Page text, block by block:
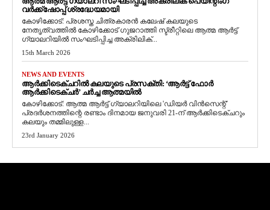
വർക്ക്‌ഷോപ്പ് ശ്രദ്ധേയമായി
കോഴിക്കോട്: പ്രശസ്ത ചിത്രകാരൻ കലേഷ് കലയുടെ
നേതൃത്വത്തിൽ കോഴിക്കോട് ഗുജറാത്തി സ്ട്രീറ്റിലെ ആത്മ ആർട്ട്
ഗ്യാലറിയിൽ സംഘടിപ്പിച്ച അക്രിലിക്...
15th March 2026
NEWS AND EVENTS
ആർക്കിടെക്ചറിൽ കലയുടെ പ്രസക്തി: ‘ആർട്ട് ഫോർ
ആർക്കിടെക്ചർ’ ചർച്ച ആത്മയിൽ
​കോഴിക്കോട്: ആത്മ ആർട്ട് ഗ്യാലറിയിലെ 'ഡിയർ വിൻസെന്റ്'
പ്രദർശനത്തിന്റെ രണ്ടാം ദിനമായ ജനുവരി 21-ന് ആർക്കിടെക്ചറും
കലയും തമ്മിലുള്ള...
23rd January 2026